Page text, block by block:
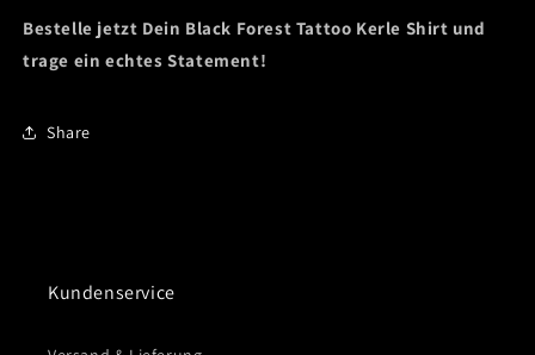
Bestelle jetzt Dein Black Forest Tattoo Kerle Shirt und
trage ein echtes Statement!
Share
Kundenservice